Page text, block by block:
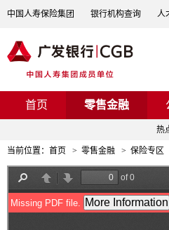
中国人寿保险集团 银行机构查询 人
首页 零售金融
热
当前位置： 首页 > 零售金融 > 保险专区